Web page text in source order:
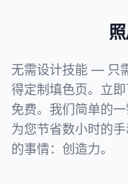
无需设计技能 — 只
得定制填色页。立
免费。我们简单的
为您节省数小时的
的事情：创造力。